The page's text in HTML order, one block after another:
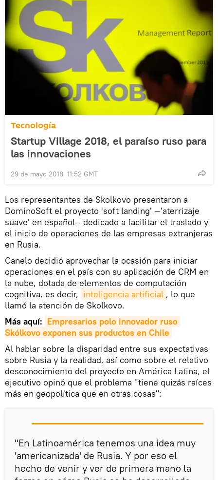
Tecnología
Startup Village 2018, el paraíso ruso para
las innovaciones
29 de mayo 2018, 11:52 GMT
Los representantes de Skolkovo presentaron a
DominoSoft el proyecto 'soft landing' —'aterrizaje
suave' en español— dedicado a facilitar el traslado y
el inicio de operaciones de las empresas extranjeras
en Rusia.
Canelo decidió aprovechar la ocasión para iniciar
operaciones en el país con su aplicación de CRM en
la nube, dotada de elementos de computación
cognitiva, es decir, inteligencia artificial , lo que
llamó la atención de Skolkovo.
Más aquí: Empresarios polo innovador ruso
Skólkovo exponen sus productos en Chile
Al hablar sobre la disparidad entre sus expectativas
sobre Rusia y la realidad, así como sobre el relativo
desconocimiento del proyecto en América Latina, el
ejecutivo opinó que el problema "tiene quizás raíces
más en geopolítica que en otras cosas":
"En Latinoamérica tenemos una idea muy
'americanizada' de Rusia. Y por eso el
hecho de venir y ver de primera mano la